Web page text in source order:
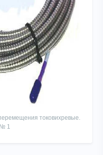
токовихревые.
№ 1